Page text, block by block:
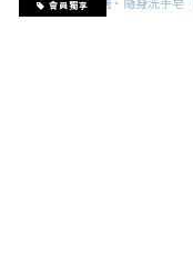
會員獨享